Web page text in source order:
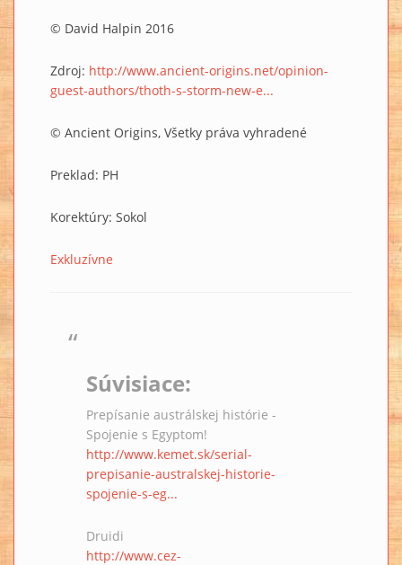
© David Halpin 2016
Zdroj: http://www.ancient-origins.net/opinion-
guest-authors/thoth-s-storm-new-e...
© Ancient Origins, Všetky práva vyhradené
Preklad: PH
Korektúry: Sokol
Exkluzívne
Súvisiace:
Prepísanie austrálskej histórie -
Spojenie s Egyptom!
http://www.kemet.sk/serial-
prepisanie-australskej-historie-
spojenie-s-eg...
Druidi
http://www.cez-